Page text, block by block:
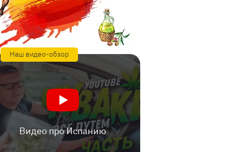
Наш видео-обзор
Видео про Испанию